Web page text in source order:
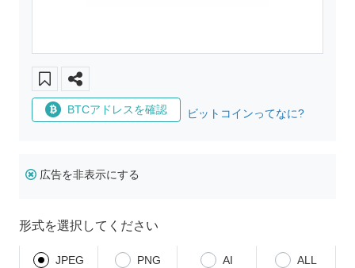
BTCアドレスを確認 ビットコインってなに?
広告を非表示にする
形式を選択してください
JPEG PNG AI ALL